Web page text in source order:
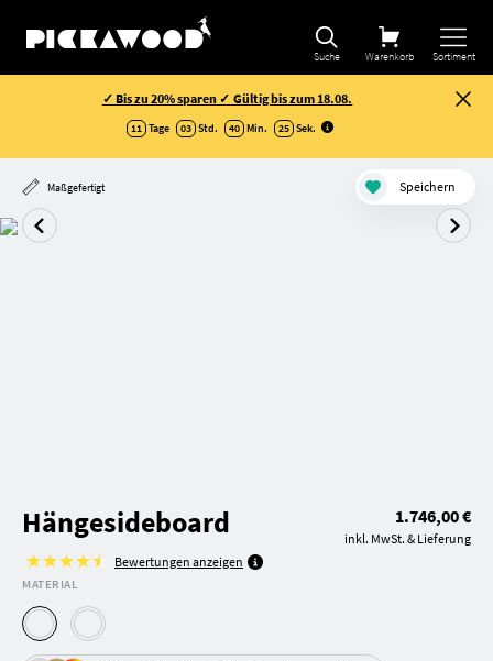
Suche Warenkorb Sortiment
✓ Bis zu 20% sparen ✓ Gültig bis zum 18.08.
11 Tage 03 Std. 40 Min. 24 Sek.
Maßgefertigt Speichern
Hängesideboard
Bewertungen anzeigen
1.746,00 €
inkl. MwSt. & Lieferung
MATERIAL